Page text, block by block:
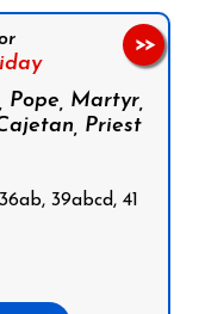
Pope, Martyr,
Priest
39abcd, 41
>>